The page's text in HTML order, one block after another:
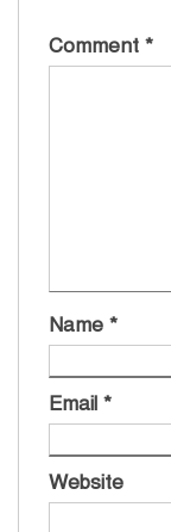
Comment *
Name *
Email *
Website